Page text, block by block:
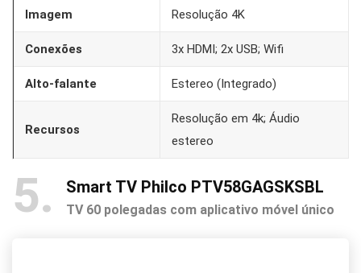
Imagem Resolução 4K
Conexões 3x HDMI; 2x USB; Wifi
Alto-falante Estereo (Integrado)
Recursos
Resolução em 4k; Áudio
estereo
5 Smart TV Philco PTV58GAGSKSBL
TV 60 polegadas com aplicativo móvel único